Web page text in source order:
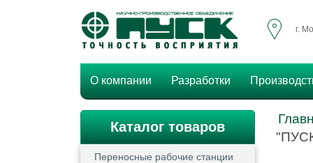
г.
О компании Разработки
Каталог товаров
Переносные рабочие станции